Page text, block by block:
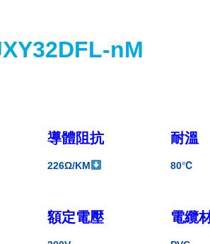
nM
導體阻抗 耐溫
226Ω/KM 80℃
額定電壓 電纜